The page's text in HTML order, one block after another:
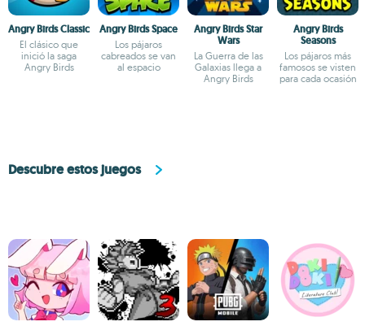
Angry Birds Classic
El clásico que
inició la saga
Angry Birds
Angry Birds Space
Los pájaros
cabreados se van
al espacio
Angry Birds Star
Wars
La Guerra de las
Galaxias llega a
Angry Birds
Angry Birds
Seasons
Los pájaros más
famosos se visten
para cada ocasión
Descubre estos juegos